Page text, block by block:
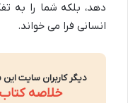
دهد، بلکه شما را به
انسانی فرا می خواند.
دیگر کاربران سایت